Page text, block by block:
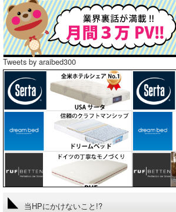
Tweets by araibed300
当HPにかけないこと!?